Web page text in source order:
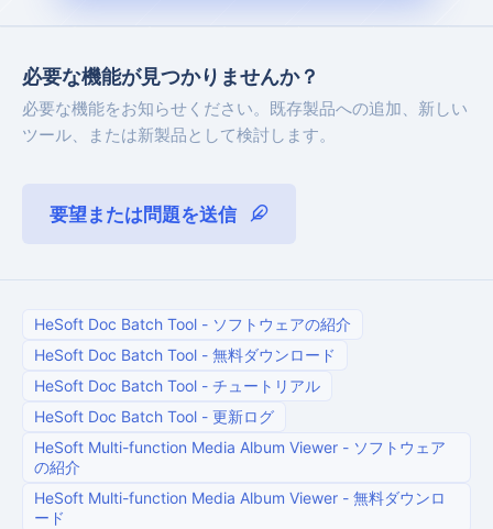
必要な機能が見つかりませんか？
必要な機能をお知らせください。既存製品への追加、新しい
ツール、または新製品として検討します。
要望または問題を送信
HeSoft Doc Batch Tool - ソフトウェアの紹介
HeSoft Doc Batch Tool - 無料ダウンロード
HeSoft Doc Batch Tool - チュートリアル
HeSoft Doc Batch Tool - 更新ログ
HeSoft Multi-function Media Album Viewer - ソフトウェア
の紹介
HeSoft Multi-function Media Album Viewer - 無料ダウンロ
ード